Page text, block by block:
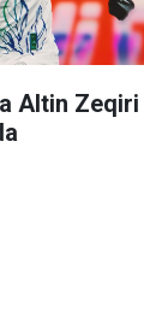
Altin Zeqiri